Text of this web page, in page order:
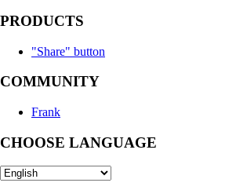
PRODUCTS
"Share" button
COMMUNITY
Frank
CHOOSE LANGUAGE